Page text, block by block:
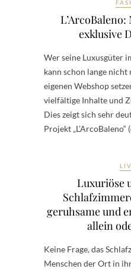
exklusive
Wer seine Luxusgüter
kann schon lange nicht
eigenen Webshop
vielfältige Inhalte und
Dies zeigt sich sehr
Projekt „L’ArcoBaleno“
Luxuriöse
geruhsame und
allein
Keine Frage, das
Menschen der Ort in